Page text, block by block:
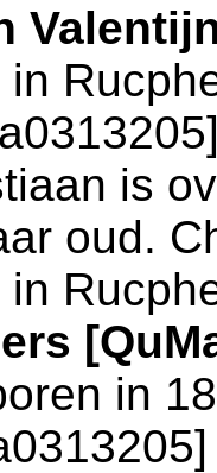
in
is
oud.
in
in